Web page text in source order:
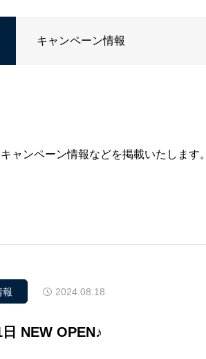
キャンペーン情報
ャンペーン情報などを掲載いたします。
報 2024.08.18
NEW OPEN♪